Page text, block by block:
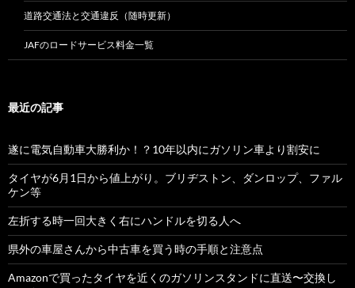
道路交通法と交通違反（随時更新）
JAFのロードサービス料金一覧
最近の記事
遂に電気自動車大勝利か！？10年以内にガソリン車より割安に
タイヤが6月1日から値上がり。ブリヂストン、ダンロップ、ファル
ケン等
左折する時一回大きく右にハンドルを切る人へ
県外の車屋さんから中古車を買う時の手順と注意点
Amazonで買ったタイヤを近くのガソリンスタンドに直送〜交換し